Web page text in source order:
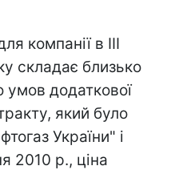
компанії в III
складає близько
умов додаткової
який було
України" і
2010 р., ціна